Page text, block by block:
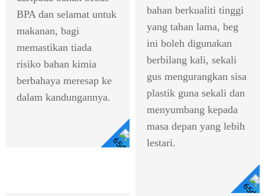
BPA dan selamat untuk
makanan, bagi
memastikan tiada
risiko bahan kimia
berbahaya meresap ke
dalam kandungannya.
bahan berkualiti tinggi
yang tahan lama, beg
ini boleh digunakan
berbilang kali, sekali
gus mengurangkan sisa
plastik guna sekali dan
menyumbang kepada
masa depan yang lebih
lestari.